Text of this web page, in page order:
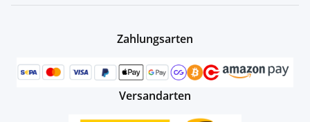
Zahlungsarten
Versandarten